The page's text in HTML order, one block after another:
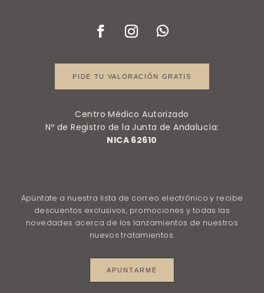
PIDE TU VALORACIÓN GRATIS
Centro Médico Autorizado
Nº de Registro de la Junta de Andalucía:
NICA 62610
Apúntate a nuestra lista de correo electrónico y recibe
descuentos exclusivos, promociones y todas las
novedades acerca de los lanzamientos de nuestros
nuevos tratamientos.
APUNTARME